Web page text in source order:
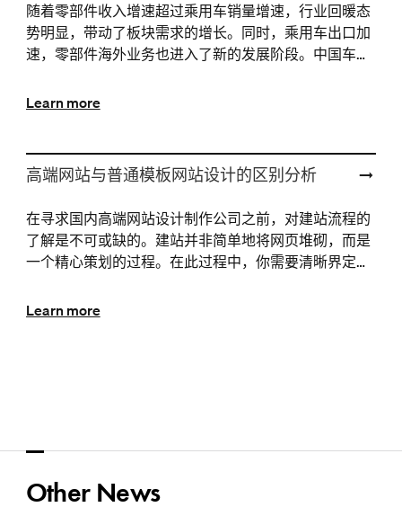
随着零部件收入增速超过乘用车销量增速，行业回暖态
势明显，带动了板块需求的增长。同时，乘用车出口加
速，零部件海外业务也进入了新的发展阶段。中国车企
并提升···
Learn more
高端网站与普通模板网站设计的区别分析
在寻求国内高端网站设计制作公司之前，对建站流程的
了解是不可或缺的。建站并非简单地将网页堆砌，而是
一个精心策划的过程。在此过程中，你需要清晰界定网
其独特···
Learn more
Other News